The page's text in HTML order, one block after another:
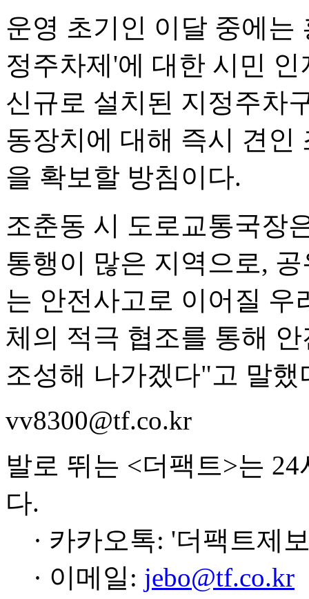
운영 초기인 이달 중에는
정주차제'에 대한 시민
신규로 설치된 지정주차
동장치에 대해 즉시 견인
을 확보할 방침이다.
조춘동 시 도로교통국장
통행이 많은 지역으로,
는 안전사고로 이어질
체의 적극 협조를 통해
조성해 나가겠다"고 말했
vv8300@tf.co.kr
발로 뛰는 <더팩트>는
다.
· 카카오톡: '더팩트제
· 이메일: jebo@tf.co.kr